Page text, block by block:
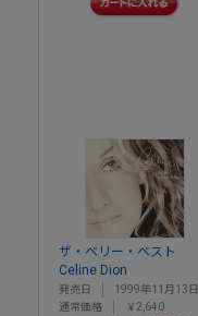
ザ・ベリー・ベスト
Celine Dion
発売日
1999年11月13日
通常価格
￥2,640